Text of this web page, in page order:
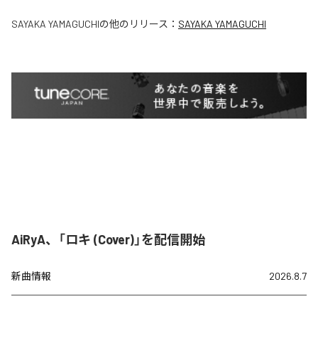
SAYAKA YAMAGUCHIの他のリリース： SAYAKA YAMAGUCHI
AiRyA、「ロキ (Cover)」を配信開始
新曲情報 2026.8.7